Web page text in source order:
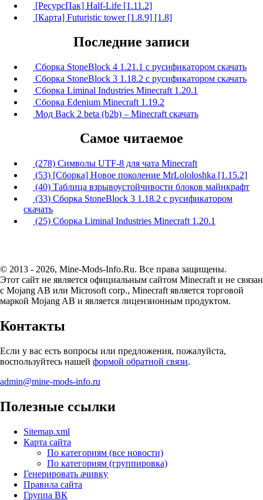
[РесурсПак] Half-Life [1.11.2]
[Карта] Futuristic tower [1.8.9] [1.8]
Последние записи
Сборка StoneBlock 4 1.21.1 с русификатором скачать
Сборка StoneBlock 3 1.18.2 с русификатором скачать
Сборка Liminal Industries Minecraft 1.20.1
Сборка Edenium Minecraft 1.19.2
Мод Back 2 beta (b2b) – Minecraft скачать
Самое читаемое
(278) Символы UTF-8 для чата Minecraft
(53) [Сборка] Новое поколение MrLololoshka [1.15.2]
(40) Таблица взрывоустойчивости блоков майнкрафт
(33) Сборка StoneBlock 3 1.18.2 с русификатором
скачать
(25) Сборка Liminal Industries Minecraft 1.20.1
© 2013 - 2026, Mine-Mods-Info.Ru. Все права защищены.
Этот сайт не является официальным сайтом Minecraft и не связан
с Mojang AB или Microsoft corp., Minecraft является торговой
маркой Mojang AB и является лицензионным продуктом.
Контакты
Если у вас есть вопросы или предложения, пожалуйста,
воспользуйтесь нашей формой обратной связи.
admin@mine-mods-info.ru
Полезные ссылки
Sitemap.xml
Карта сайта
По категориям (все новости)
По категориям (группировка)
Генерировать ачивку
Правила сайта
Группа ВК